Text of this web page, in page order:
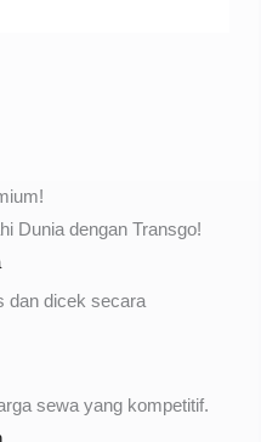
Dunia dengan Transgo!
dan dicek secara
sewa yang kompetitif.